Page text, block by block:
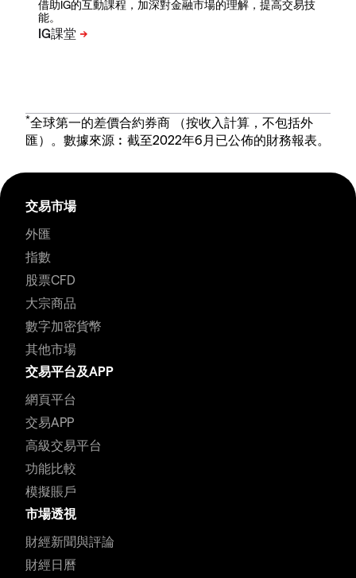
借助IG的互動課程，加深對金融市場的理解，提高交易技
能。
*全球第一的差價合約券商 （按收入計算，不包括外
匯）。數據來源︰截至2022年6月已公佈的財務報表。
交易市場
外匯
指數
股票CFD
大宗商品
數字加密貨幣
其他市場
交易平台及APP
網頁平台
交易APP
高級交易平台
功能比較
模擬賬戶
市場透視
財經新聞與評論
財經日曆